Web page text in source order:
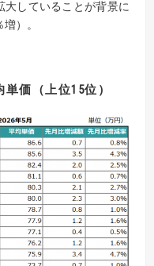
していることが背景に
）。
単価（上位15位）